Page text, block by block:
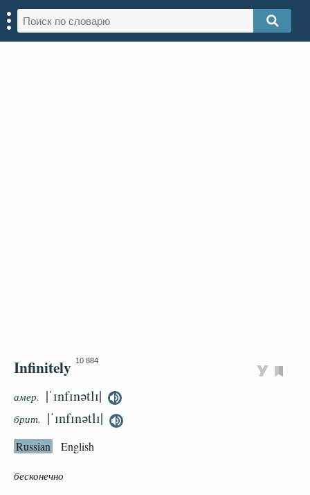
Infinitely 10 884
амер. |ˈɪnfɪnətlɪ|
брит. |ˈɪnfɪnətlɪ|
Russian English
бесконечно